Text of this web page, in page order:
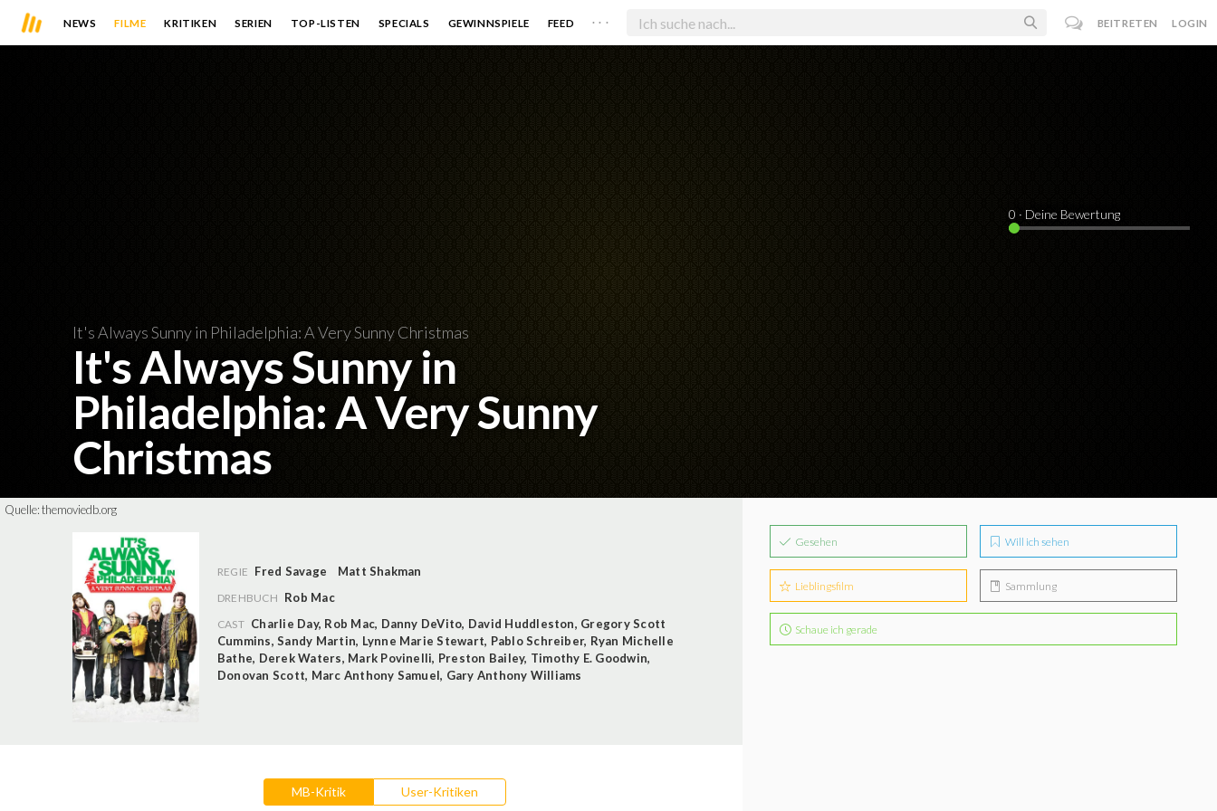
NEWS FILME KRITIKEN SERIEN TOP-LISTEN SPECIALS GEWINNSPIELE FEED . . . BEITRETEN LOGIN
It's Always Sunny in Philadelphia: A Very Sunny Christmas
It's Always Sunny in
Philadelphia: A Very Sunny
Christmas
0 · Deine Bewertung
Quelle:themoviedb.org
REGIE Fred Savage Matt Shakman
DREHBUCH Rob Mac
CAST Charlie Day, Rob Mac, Danny DeVito, David Huddleston, Gregory Scott
Cummins,Sandy Martin, Lynne Marie Stewart, Pablo Schreiber, Ryan Michelle
Bathe, Derek Waters, Mark Povinelli, Preston Bailey, Timothy E. Goodwin,
Donovan Scott, Marc Anthony Samuel, Gary Anthony Williams
MB-Kritik User-Kritiken
Gesehen Will ich sehen
Lieblingsfilm Sammlung
Schaue ich gerade